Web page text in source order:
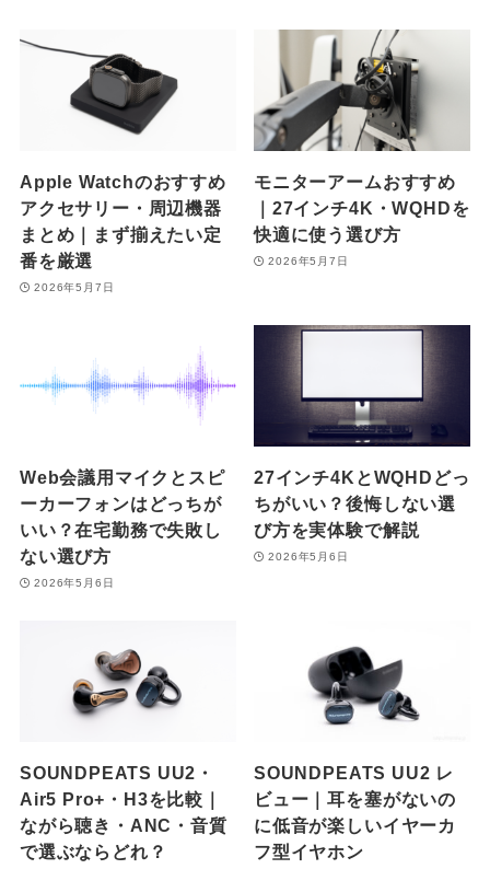
Apple Watchのおすすめ
アクセサリー・周辺機器
まとめ｜まず揃えたい定
番を厳選
2026年5月7日
モニターアームおすすめ
｜27インチ4K・WQHDを
快適に使う選び方
2026年5月7日
Web会議用マイクとスピ
ーカーフォンはどっちが
いい？在宅勤務で失敗し
ない選び方
2026年5月6日
27インチ4KとWQHDどっ
ちがいい？後悔しない選
び方を実体験で解説
2026年5月6日
SOUNDPEATS UU2・
Air5 Pro+・H3を比較｜
ながら聴き・ANC・音質
で選ぶならどれ？
SOUNDPEATS UU2 レ
ビュー｜耳を塞がないの
に低音が楽しいイヤーカ
フ型イヤホン